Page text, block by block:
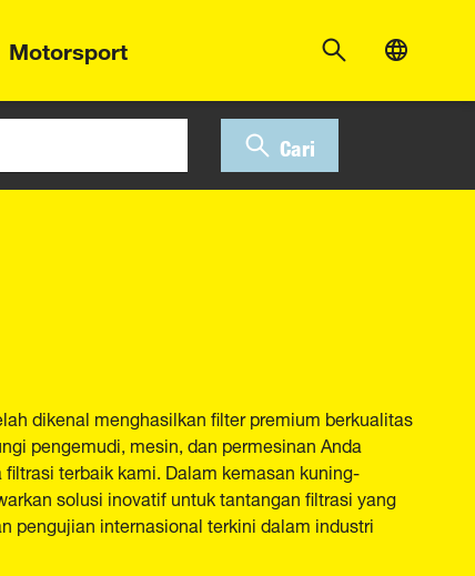
Motorsport
Cari
dikenal menghasilkan filter premium berkualitas
pengemudi, mesin, dan permesinan Anda
terbaik kami. Dalam kemasan kuning-
solusi inovatif untuk tantangan filtrasi yang
pengujian internasional terkini dalam industri